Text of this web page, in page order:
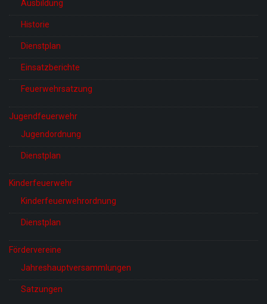
Ausbildung
Historie
Dienstplan
Einsatzberichte
Feuerwehrsatzung
Jugendfeuerwehr
Jugendordnung
Dienstplan
Kinderfeuerwehr
Kinderfeuerwehrordnung
Dienstplan
Fördervereine
Jahreshauptversammlungen
Satzungen